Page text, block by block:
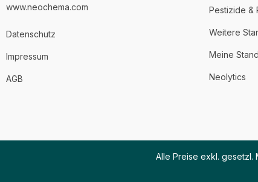
www.neochema.com
Datenschutz
Impressum
AGB
Pestizide &
Weitere
Meine
Neolytics
Alle Preise exkl. gesetzl.